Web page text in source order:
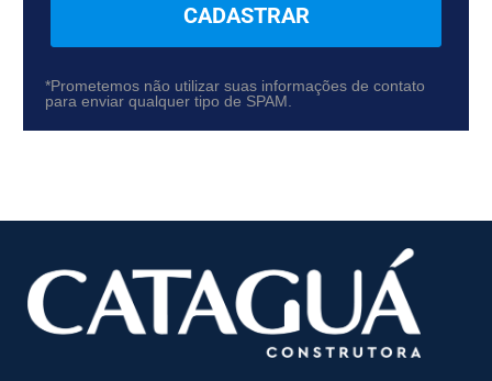
CADASTRAR
*Prometemos não utilizar suas informações de contato
para enviar qualquer tipo de SPAM.